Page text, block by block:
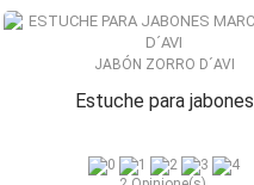
JABÓN ZORRO D´AVI
Estuche para jabones